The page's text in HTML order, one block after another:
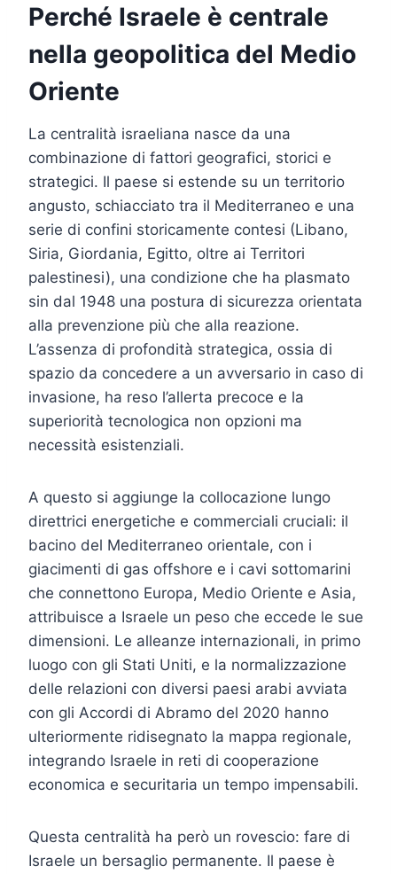
Perché Israele è centrale
nella geopolitica del Medio
Oriente
La centralità israeliana nasce da una
combinazione di fattori geografici, storici e
strategici. Il paese si estende su un territorio
angusto, schiacciato tra il Mediterraneo e una
serie di confini storicamente contesi (Libano,
Siria, Giordania, Egitto, oltre ai Territori
palestinesi), una condizione che ha plasmato
sin dal 1948 una postura di sicurezza orientata
alla prevenzione più che alla reazione.
L’assenza di profondità strategica, ossia di
spazio da concedere a un avversario in caso di
invasione, ha reso l’allerta precoce e la
superiorità tecnologica non opzioni ma
necessità esistenziali.
A questo si aggiunge la collocazione lungo
direttrici energetiche e commerciali cruciali: il
bacino del Mediterraneo orientale, con i
giacimenti di gas offshore e i cavi sottomarini
che connettono Europa, Medio Oriente e Asia,
attribuisce a Israele un peso che eccede le sue
dimensioni. Le alleanze internazionali, in primo
luogo con gli Stati Uniti, e la normalizzazione
delle relazioni con diversi paesi arabi avviata
con gli Accordi di Abramo del 2020 hanno
ulteriormente ridisegnato la mappa regionale,
integrando Israele in reti di cooperazione
economica e securitaria un tempo impensabili.
Questa centralità ha però un rovescio: fare di
Israele un bersaglio permanente. Il paese è